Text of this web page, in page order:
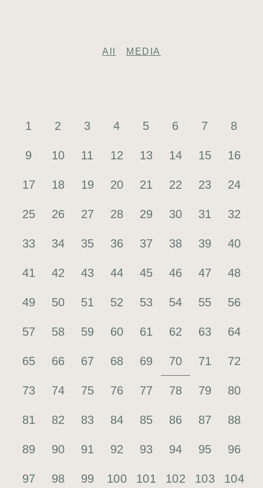
All MEDIA
1 2 3 4 5 6 7 8
9 10 11 12 13 14 15 16
17 18 19 20 21 22 23 24
25 26 27 28 29 30 31 32
33 34 35 36 37 38 39 40
41 42 43 44 45 46 47 48
49 50 51 52 53 54 55 56
57 58 59 60 61 62 63 64
65 66 67 68 69 70 71 72
73 74 75 76 77 78 79 80
81 82 83 84 85 86 87 88
89 90 91 92 93 94 95 96
97 98 99 100 101 102 103 104